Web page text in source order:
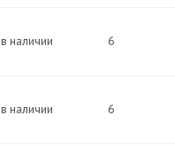
в наличии 6
в наличии 6